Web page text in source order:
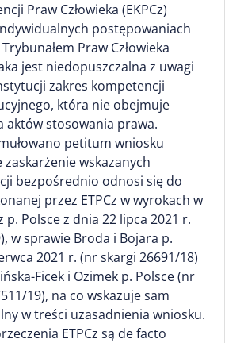
Praw Człowieka (EKPCz)
postępowaniach
Praw Człowieka
jest niedopuszczalna z uwagi
zakres kompetencji
która nie obejmuje
aktów stosowania prawa.
petitum wniosku
wskazanych
bezpośrednio odnosi się do
przez ETPCz w wyrokach w
p. Polsce z dnia 22 lipca 2021 r.
w sprawie Broda i Bojara p.
2021 r. (nr skargi 26691/18)
Ficek i Ozimek p. Polsce (nr
19), na co wskazuje sam
w treści uzasadnienia wniosku.
ETPCz są de facto